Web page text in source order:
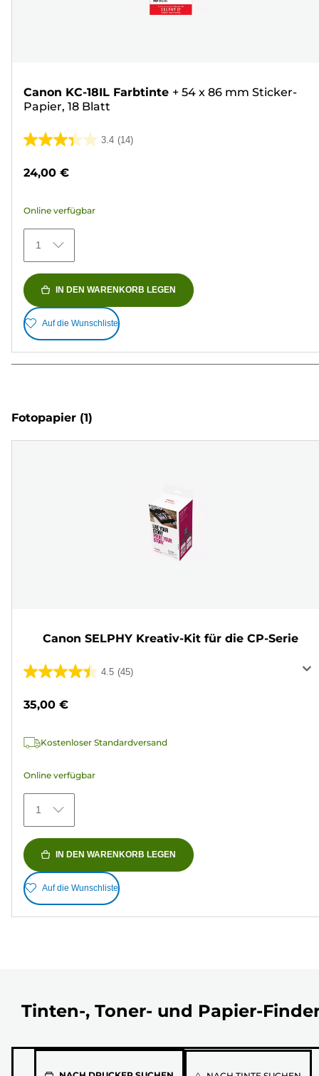
Canon KC-18IL Farbtinte + 54 x 86 mm Sticker-
Papier, 18 Blatt
3.4 (14)
3.4
14
Bewertungen
24,00 €
Online verfügbar
1
IN DEN WARENKORB LEGEN
Auf die Wunschliste
Fotopapier (1)
Canon SELPHY Kreativ-Kit für die CP-Serie
4.5 (45)
4.5
5
45
35,00 €
Kostenloser Standardversand
Online verfügbar
1
IN DEN WARENKORB LEGEN
Auf die Wunschliste
Tinten-, Toner- und Papier-
Wähle